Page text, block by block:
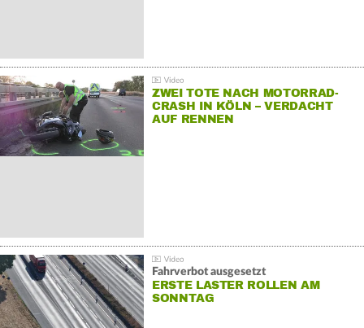
ZWEI TOTE NACH MOTORRAD-
CRASH IN KÖLN – VERDACHT
AUF RENNEN
Fahrverbot ausgesetzt
ERSTE LASTER ROLLEN AM
SONNTAG